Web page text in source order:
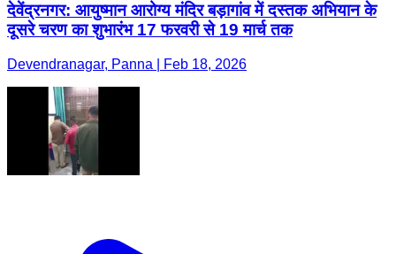
देवेंद्रनगर: आयुष्मान आरोग्य मंदिर बड़ागांव में दस्तक अभियान के
दूसरे चरण का शुभारंभ 17 फरवरी से 19 मार्च तक
Devendranagar, Panna | Feb 18, 2026